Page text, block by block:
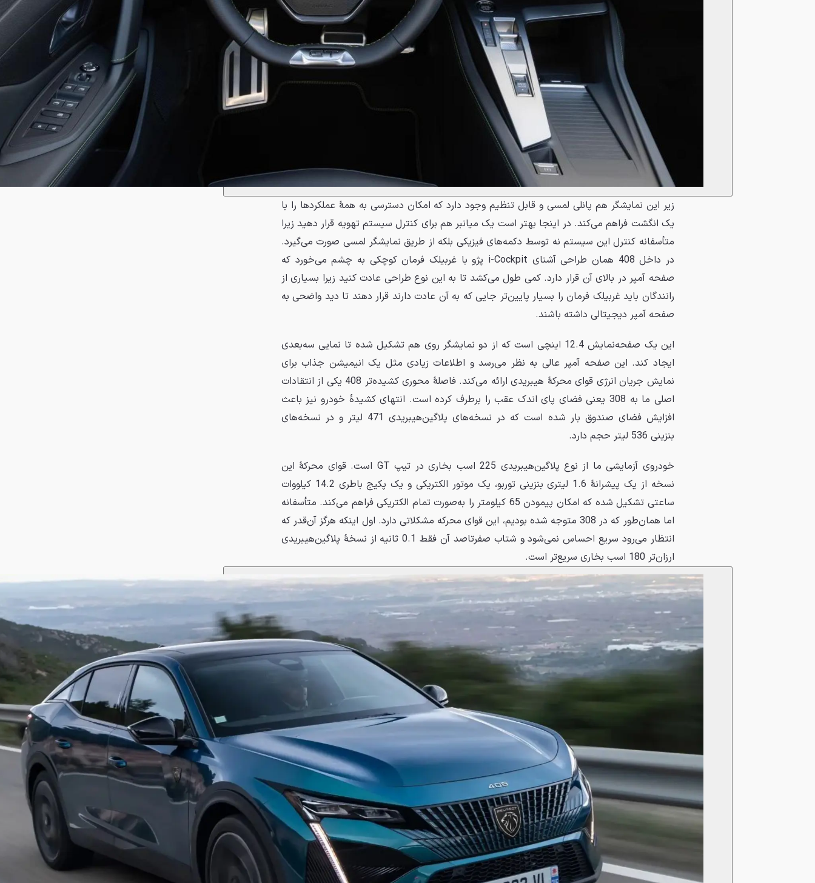
زیر این نمایشگر هم پانلی لمسی و قابل تنظیم وجود دارد که امکان دسترسی به همهٔ عملکردها را با
یک انگشت فراهم می‌کند. در اینجا بهتر است یک میانبر هم برای کنترل سیستم تهویه قرار دهید زیرا
متأسفانه کنترل این سیستم نه توسط دکمه‌های فیزیکی بلکه از طریق نمایشگر لمسی صورت می‌گیرد.
در داخل 408 همان طراحی آشنای i-Cockpit پژو با غربیلک فرمان کوچکی به چشم می‌خورد که
صفحه آمپر در بالای آن قرار دارد. کمی طول می‌کشد تا به این نوع طراحی عادت کنید زیرا بسیاری از
رانندگان باید غربیلک فرمان را بسیار پایین‌تر جایی که به آن عادت دارند قرار دهند تا دید واضحی به
صفحه آمپر دیجیتالی داشته باشند.
این یک صفحه‌نمایش 12.4 اینچی است که از دو نمایشگر روی هم تشکیل شده تا نمایی سه‌بعدی
ایجاد کند. این صفحه آمپر عالی به نظر می‌رسد و اطلاعات زیادی مثل یک انیمیشن جذاب برای
نمایش جریان انرژی قوای محرکهٔ هیبریدی ارائه می‌کند. فاصلهٔ محوری کشیده‌تر 408 یکی از انتقادات
اصلی ما به 308 یعنی فضای پای اندک عقب را برطرف کرده است. انتهای کشیدهٔ خودرو نیز باعث
افزایش فضای صندوق بار شده است که در نسخه‌های پلاگین‌هیبریدی 471 لیتر و در نسخه‌های
بنزینی 536 لیتر حجم دارد.
خودروی آزمایشی ما از نوع پلاگین‌هیبریدی 225 اسب بخاری در تیپ GT است. قوای محرکهٔ این
نسخه از یک پیشرانهٔ 1.6 لیتری بنزینی توربو، یک موتور الکتریکی و یک پکیج باطری 14.2 کیلووات
ساعتی تشکیل شده که امکان پیمودن 65 کیلومتر را به‌صورت تمام الکتریکی فراهم می‌کند. متأسفانه
اما همان‌طور که در 308 متوجه شده بودیم، این قوای محرکه مشکلاتی دارد. اول اینکه هرگز آن‌قدر که
انتظار می‌رود سریع احساس نمی‌شود و شتاب صفرتاصد آن فقط 0.1 ثانیه از نسخهٔ پلاگین‌هیبریدی
ارزان‌تر 180 اسب بخاری سریع‌تر است.